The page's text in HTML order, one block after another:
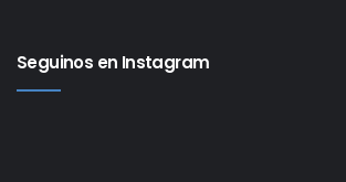
Seguinos en Instagram